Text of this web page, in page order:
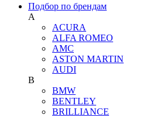
Подбор по брендам
A
ACURA
ALFA ROMEO
AMC
ASTON MARTIN
AUDI
B
BMW
BENTLEY
BRILLIANCE